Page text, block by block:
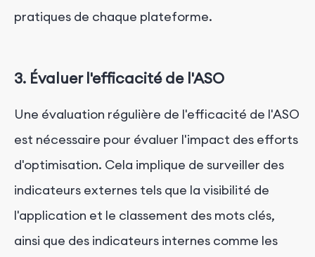
pratiques de chaque plateforme.
3. Évaluer l'efficacité de l'ASO
Une évaluation régulière de l'efficacité de l'ASO
est nécessaire pour évaluer l'impact des efforts
d'optimisation. Cela implique de surveiller des
indicateurs externes tels que la visibilité de
l'application et le classement des mots clés,
ainsi que des indicateurs internes comme les